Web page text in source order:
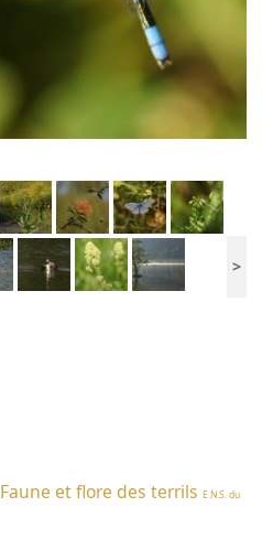
>
Faune et flore des terrils E.N.S. du